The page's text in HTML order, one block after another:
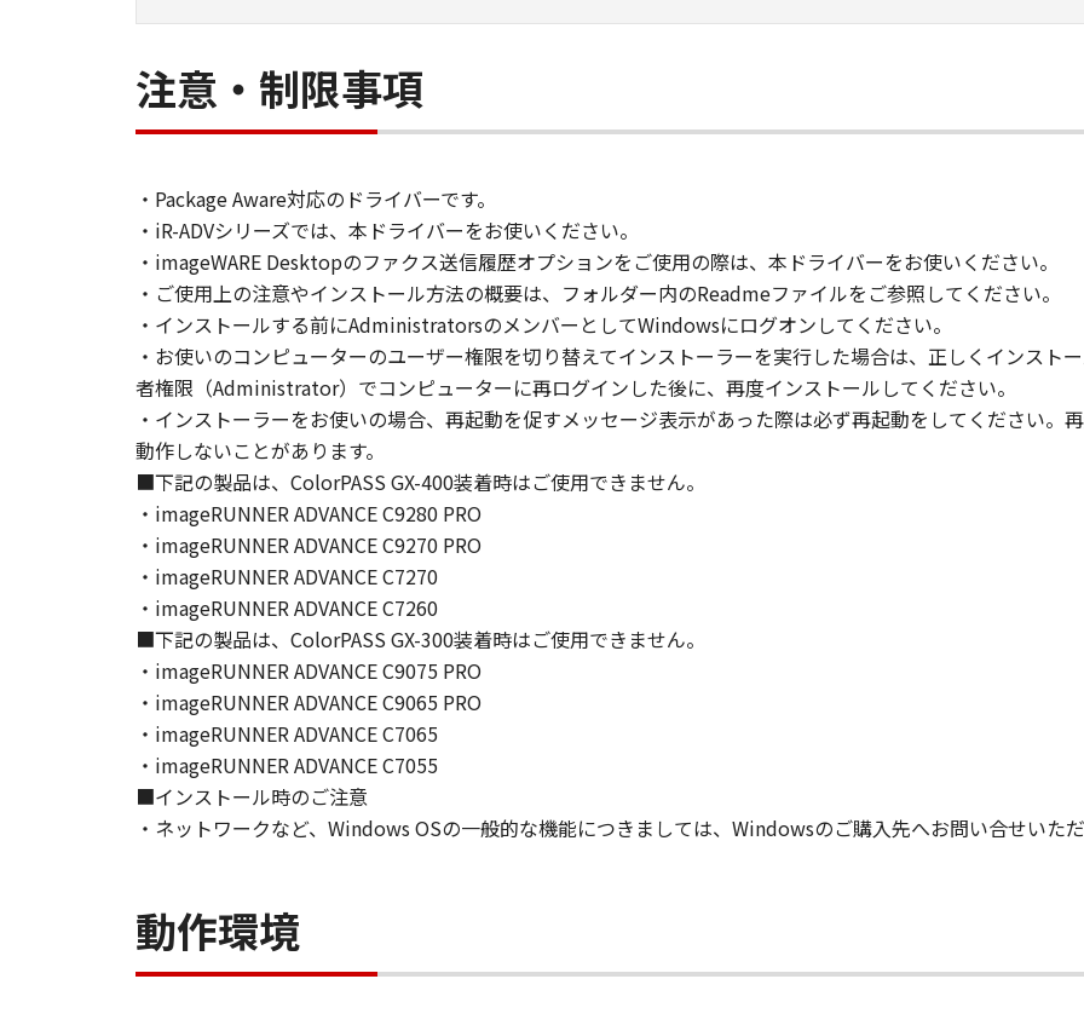
ができます。
(3) 上記(1)および(2)に定める場合を除き、キヤノンまたはキヤノンのライセンサーのいかなる知的
わず、本契約書によってお客様に譲渡あるいは許諾されるものではありません。
とはできません。
(2) お客様は、「本ソフトウェア」の全部または一部を修正、改変、逆コンパイル、逆アセンブル
することはできません。また第三者にこのような行為をさせてはなりません。
３．著作権表示
お客様は、「本ソフトウェア」に含まれるキヤノンまたはキヤノンのライセンサーの著作権表示
りません。
４．所有権
「本ソフトウェア」に係る権原および所有権は、その内容によりキヤノンまたはキヤノンのライセ
５．輸出
お客様は、日本国政府または関連する外国政府より必要な許可等を得ることなしに、「本ソフトウ
は間接に輸出してはなりません。
６．サポートおよびアップデート
キヤノン、キヤノンの子会社、関係会社、それらの販売代理店および販売店、並びにキヤノンのラ
トウェア」の使用を支援すること、および「本ソフトウェア」に対してアップデート、バグの修正
て、いかなる責任も負うものではありません。
７．保証の否認・免責
(1) 「本ソフトウェア」は、『現状のまま』の状態で使用許諾されます。キヤノン、キヤノンのライ
ノンの関連会社、それらの販売代理店または販売店のいずれも、「本ソフトウェア」に関して、商
(2) キヤノン、キヤノンのライセンサー、キヤノンの子会社、キヤノンの関連会社、それらの販売
ソフトウェア」の使用または使用不能から生ずるいかなる損害（逸失利益およびその他の派生的ま
注意・制限事項
・Package Aware対応のドライバーです。
・iR-ADVシリーズでは、本ドライバーをお使いください。
・imageWARE Desktopのファクス送信履歴オプションをご使用の際は、本ドライバーをお使いください。
・ご使用上の注意やインストール方法の概要は、フォルダー内のReadmeファイルをご参照してください。
・インストールする前にAdministratorsのメンバーとしてWindowsにログオンしてください。
・お使いのコンピューターのユーザー権限を切り替えてインストーラーを実行した場合は、正しくインスト
者権限（Administrator）でコンピューターに再ログインした後に、再度インストールしてください。
・インストーラーをお使いの場合、再起動を促すメッセージ表示があった際は必ず再起動をしてください。
動作しないことがあります。
■下記の製品は、ColorPASS GX-400装着時はご使用できません。
・imageRUNNER ADVANCE C9280 PRO
・imageRUNNER ADVANCE C9270 PRO
・imageRUNNER ADVANCE C7270
・imageRUNNER ADVANCE C7260
■下記の製品は、ColorPASS GX-300装着時はご使用できません。
・imageRUNNER ADVANCE C9075 PRO
・imageRUNNER ADVANCE C9065 PRO
・imageRUNNER ADVANCE C7065
・imageRUNNER ADVANCE C7055
■インストール時のご注意
・ネットワークなど、Windows OSの一般的な機能につきましては、Windowsのご購入先へお問い合せいた
動作環境